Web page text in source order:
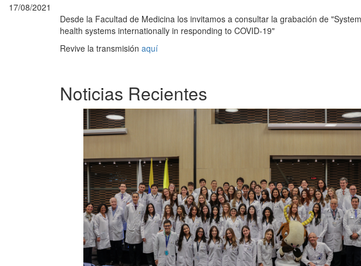
17/08/2021
Desde la Facultad de Medicina los invitamos a consultar la grabación de
health systems internationally in responding to COVID-19"
Revive la transmisión aquí
Noticias Recientes